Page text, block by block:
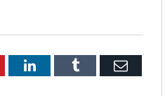
LinkedInTumblr Email